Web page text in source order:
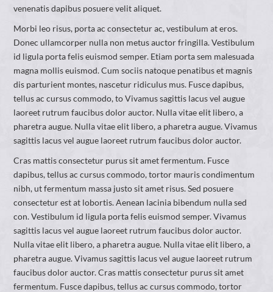
venenatis dapibus posuere velit aliquet.
Morbi leo risus, porta ac consectetur ac, vestibulum at eros.
Donec ullamcorper nulla non metus auctor fringilla. Vestibulum
id ligula porta felis euismod semper. Etiam porta sem malesuada
magna mollis euismod. Cum sociis natoque penatibus et magnis
dis parturient montes, nascetur ridiculus mus. Fusce dapibus,
tellus ac cursus commodo, to Vivamus sagittis lacus vel augue
laoreet rutrum faucibus dolor auctor. Nulla vitae elit libero, a
pharetra augue. Nulla vitae elit libero, a pharetra augue. Vivamus
sagittis lacus vel augue laoreet rutrum faucibus dolor auctor.
Cras mattis consectetur purus sit amet fermentum. Fusce
dapibus, tellus ac cursus commodo, tortor mauris condimentum
nibh, ut fermentum massa justo sit amet risus. Sed posuere
consectetur est at lobortis. Aenean lacinia bibendum nulla sed
con. Vestibulum id ligula porta felis euismod semper. Vivamus
sagittis lacus vel augue laoreet rutrum faucibus dolor auctor.
Nulla vitae elit libero, a pharetra augue. Nulla vitae elit libero, a
pharetra augue. Vivamus sagittis lacus vel augue laoreet rutrum
faucibus dolor auctor. Cras mattis consectetur purus sit amet
fermentum. Fusce dapibus, tellus ac cursus commodo, tortor